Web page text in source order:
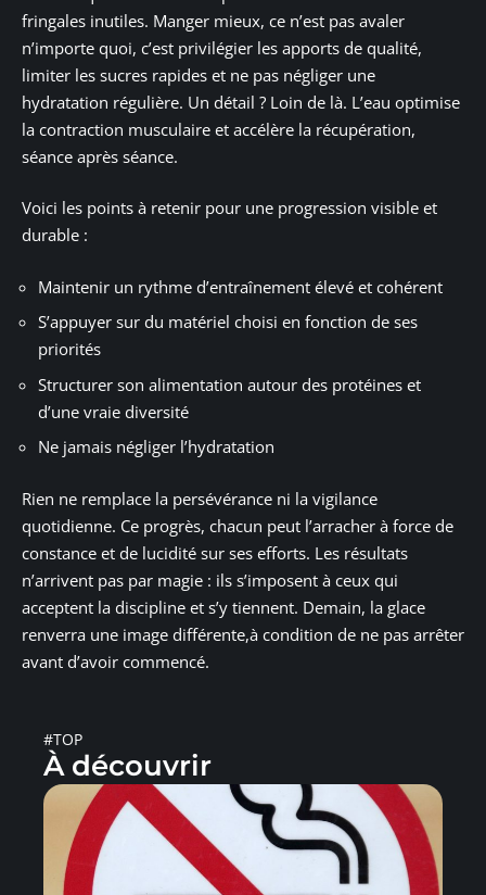
fringales inutiles. Manger mieux, ce n’est pas avaler
n’importe quoi, c’est privilégier les apports de qualité,
limiter les sucres rapides et ne pas négliger une
hydratation régulière. Un détail ? Loin de là. L’eau optimise
la contraction musculaire et accélère la récupération,
séance après séance.
Voici les points à retenir pour une progression visible et
durable :
Maintenir un rythme d’entraînement élevé et cohérent
S’appuyer sur du matériel choisi en fonction de ses
priorités
Structurer son alimentation autour des protéines et
d’une vraie diversité
Ne jamais négliger l’hydratation
Rien ne remplace la persévérance ni la vigilance
quotidienne. Ce progrès, chacun peut l’arracher à force de
constance et de lucidité sur ses efforts. Les résultats
n’arrivent pas par magie : ils s’imposent à ceux qui
acceptent la discipline et s’y tiennent. Demain, la glace
renverra une image différente,à condition de ne pas arrêter
avant d’avoir commencé.
#TOP
À découvrir